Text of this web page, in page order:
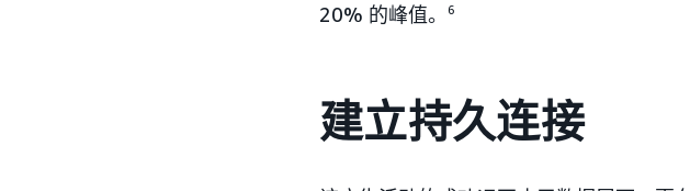
20% 的峰值。
6
建立持久连接